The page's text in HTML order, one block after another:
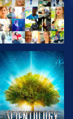
UDFORSK
SERIEN